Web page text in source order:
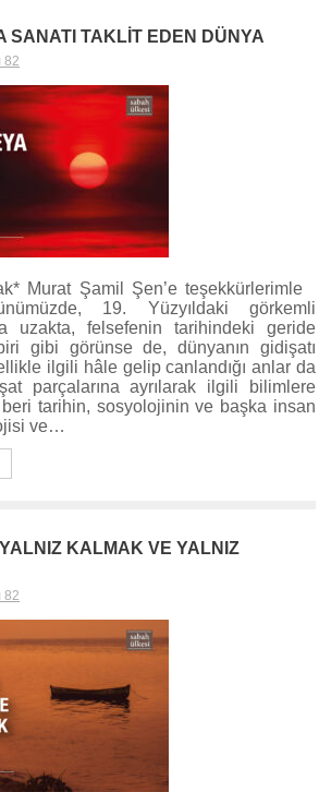
SANATI TAKLİT EDEN DÜNYA
82
Murat Şamil Şen’e teşekkürlerimle
19. Yüzyıldaki görkemli
uzakta, felsefenin tarihindeki geride
gibi görünse de, dünyanın gidişatı
ilgili hâle gelip canlandığı anlar da
parçalarına ayrılarak ilgili bilimlere
tarihin, sosyolojinin ve başka insan
ve…
KALMAK VE YALNIZ
82